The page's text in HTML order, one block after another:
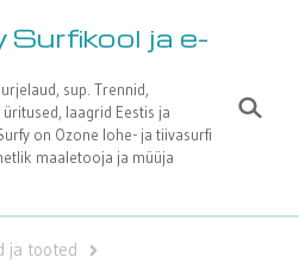
Surfikool ja e-
sup. Trennid,
laagrid Eestis ja
on Ozone lohe- ja tiivasurfi
maaletooja ja müüja
ja tooted